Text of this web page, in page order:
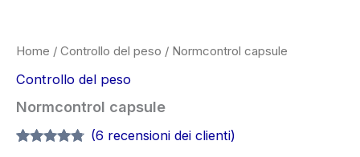
Home / Controllo del peso / Normcontrol capsule
Controllo del peso
Normcontrol capsule
(6 recensioni dei clienti)